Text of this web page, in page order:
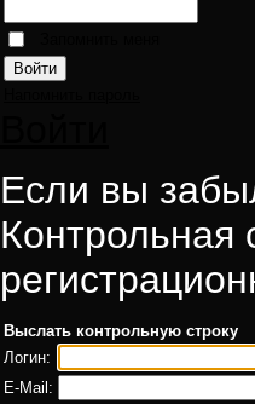
Если вы
Контрольная
Выслать контрольную строку
Логин:
E-Mail: